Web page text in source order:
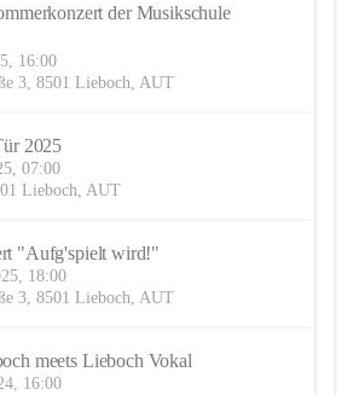
der Musikschule
16:00
3, 8501 Lieboch, AUT
2025
07:00
Lieboch, AUT
"Aufg'spielt wird!"
18:00
3, 8501 Lieboch, AUT
meets Lieboch Vokal
16:00